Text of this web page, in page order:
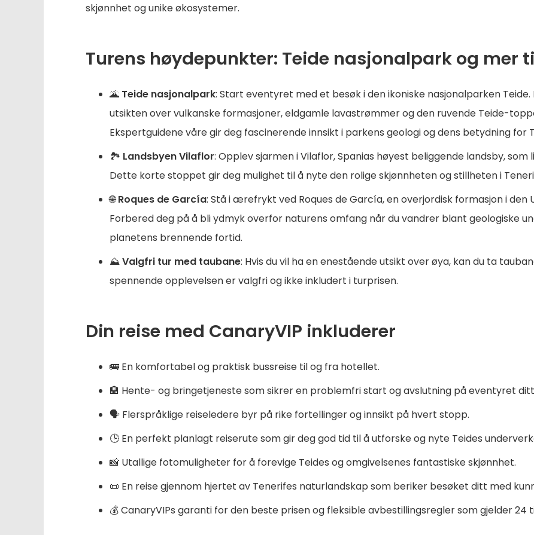
skjønnhet og unike økosystemer.
Turens høydepunkter: Teide nasjonalpark og mer
🌋 Teide nasjonalpark: Start eventyret med et besøk i den ikoniske nasjonalparken
utsikten over vulkanske formasjoner, eldgamle lavastrømmer og den ruvende Teide-
Ekspertguidene våre gir deg fascinerende innsikt i parkens geologi og dens betydning for
🏞️ Landsbyen Vilaflor: Opplev sjarmen i Vilaflor, Spanias høyest beliggende landsby,
Dette korte stoppet gir deg mulighet til å nyte den rolige skjønnheten og stillheten i
🌐Roques de García: Stå i ærefrykt ved Roques de García, en overjordisk formasjon i den
Forbered deg på å bli ydmyk overfor naturens omfang når du vandrer blant geologiske
planetens brennende fortid.
⛰️Valgfri tur med taubane: Hvis du vil ha en enestående utsikt over øya, kan du ta
spennende opplevelsen er valgfri og ikke inkludert i turprisen.
Din reise med CanaryVIP inkluderer
🚌 En komfortabel og praktisk bussreise til og fra hotellet.
🏨 Hente- og bringetjeneste som sikrer en problemfri start og avslutning på eventyret
🗣️ Flerspråklige reiseledere byr på rike fortellinger og innsikt på hvert stopp.
🕒 En perfekt planlagt reiserute som gir deg god tid til å utforske og nyte Teides
📸 Utallige fotomuligheter for å forevige Teides og omgivelsenes fantastiske skjønnhet.
📜 En reise gjennom hjertet av Tenerifes naturlandskap som beriker besøket ditt med
💰 CanaryVIPs garanti for den beste prisen og fleksible avbestillingsregler som gjelder 24